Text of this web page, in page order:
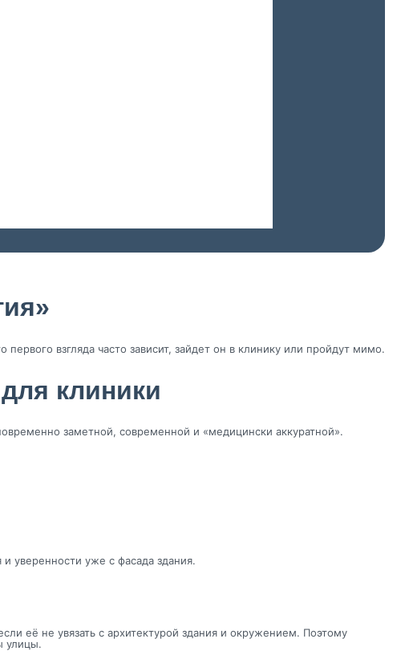
первого взгляда часто зависит, зайдет он в клинику или пройдут мимо.
клиники
заметной, современной и «медицински аккуратной».
уверенности уже с фасада здания.
её не увязать с архитектурой здания и окружением. Поэтому
улицы.